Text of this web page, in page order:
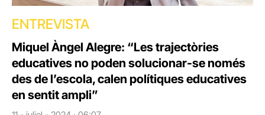
ENTREVISTA
Miquel Àngel Alegre: “Les trajectòries
educatives no poden solucionar-se només
des de l’escola, calen polítiques educatives
en sentit ampli”